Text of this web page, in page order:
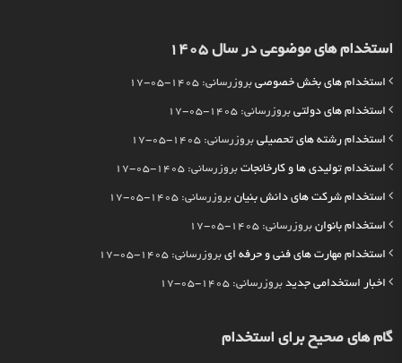
استخدام های موضوعی در سال 1405
استخدام های بخش خصوصی بروزرسانی: 1405-05-17
استخدام های دولتی بروزرسانی: 1405-05-17
استخدام رشته های تحصیلی بروزرسانی: 1405-05-17
استخدام تولیدی ها و کارخانجات بروزرسانی: 1405-05-17
استخدام شرکت های دانش بنیان بروزرسانی: 1405-05-17
استخدام بانوان بروزرسانی: 1405-05-17
استخدام مهارت های فنی و حرفه ای بروزرسانی: 1405-05-17
اخبار استخدامی جدید بروزرسانی: 1405-05-17
گام های صحیح برای استخدام